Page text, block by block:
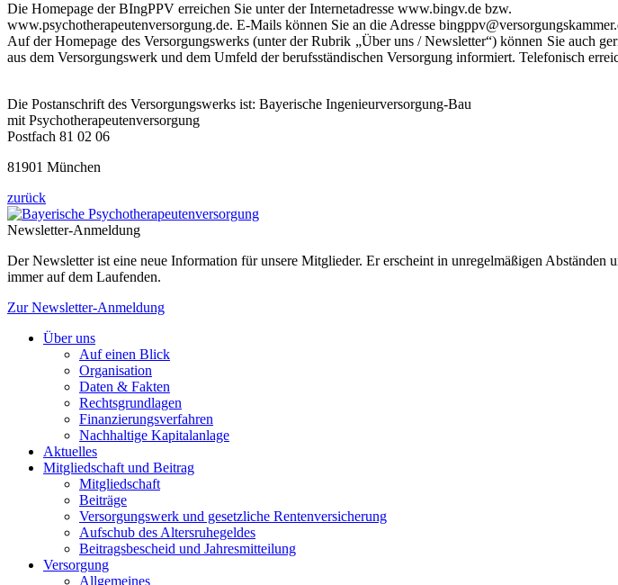
Die Homepage der BIngPPV erreichen Sie unter der Internetadresse www.bingv.de bzw.
www.psychotherapeutenversorgung.de. E-Mails können Sie an die Adresse
Auf der Homepage des Versorgungswerks (unter der Rubrik „Über uns / Newsletter“) können Sie auch
aus dem Versorgungswerk und dem Umfeld der berufsständischen Versorgung informiert. Telefonisch
Die Postanschrift des Versorgungswerks ist: Bayerische Ingenieurversorgung-Bau
mit Psychotherapeutenversorgung
Postfach 81 02 06
81901 München
zurück
Newsletter-Anmeldung
Der Newsletter ist eine neue Information für unsere Mitglieder. Er erscheint in unregelmäßigen
immer auf dem Laufenden.
Zur Newsletter-Anmeldung
Über uns
Auf einen Blick
Organisation
Daten & Fakten
Rechtsgrundlagen
Finanzierungsverfahren
Nachhaltige Kapitalanlage
Aktuelles
Mitgliedschaft und Beitrag
Mitgliedschaft
Beiträge
Versorgungswerk und gesetzliche Rentenversicherung
Aufschub des Altersruhegeldes
Beitragsbescheid und Jahresmitteilung
Versorgung
Allgemeines